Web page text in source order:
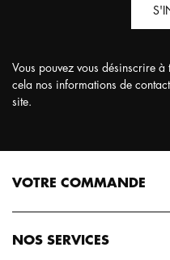
Vous pouvez vous désinscrire à
cela nos informations de
site.
VOTRE COMMANDE
NOS SERVICES